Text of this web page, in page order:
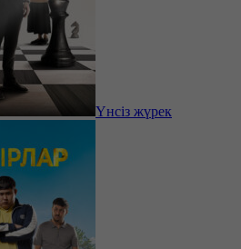
Үнсіз жүрек